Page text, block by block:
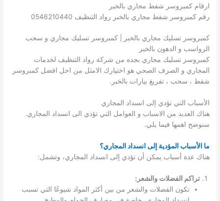
ارقام كمبروسر شفط مجاري بالخبر
رقم كمبروسر شفط مجاري بالخبر رواد التنظيف 0546210440
كمبروسر تسليك مجاري بالخبر | كمبروسر تسليك مجاري و سحب
الرواسب و الدهون بالخبر
كمبروسر تسليك مجاري بجده من شركة رواد التنظيف لخدمات
المجاري و الصرف الصحي هو اختيارك الامثل من اجل افضل كمبروسر
شفط ، سحب ، تفريغ بيارات بالخبر.
الأسباب التي تؤدي إلى انسداد المجاري
هناك العديد من الاسباب و العوامل التي تؤدي الى انسداد المجاري.
سنوضح اهمها فيما يلي.
ما الأسباب المؤدية إلى انسداد المجاري؟
هناك عدة أسباب يمكن أن تؤدي إلى انسداد المجاري، وتشمل:
تراكم الفضلات والشعر:
تكون الفضلات والشعر من بين أكثر المواد شيوعًا التي تسبب